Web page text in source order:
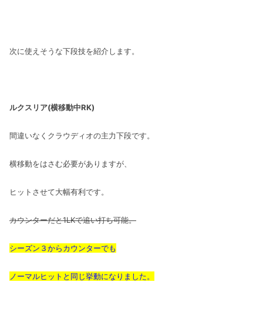
次に使えそうな下段技を紹介します。
ルクスリア(横移動中RK)
間違いなくクラウディオの主力下段です。
横移動をはさむ必要がありますが、
ヒットさせて大幅有利です。
カウンターだと1LKで追い打ち可能。
シーズン３からカウンターでも
ノーマルヒットと同じ挙動になりました。